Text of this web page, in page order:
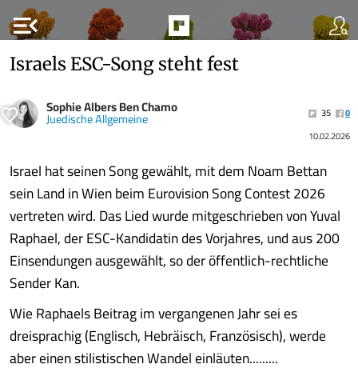
menu_open
Israels ESC-Song steht fest
Sophie Albers Ben Chamo
Juedische Allgemeine 35
0
10.02.2026
Israel hat seinen Song gewählt, mit dem Noam Bettan
sein Land in Wien beim Eurovision Song Contest 2026
vertreten wird. Das Lied wurde mitgeschrieben von Yuval
Raphael, der ESC-Kandidatin des Vorjahres, und aus 200
Einsendungen ausgewählt, so der öffentlich-rechtliche
Sender Kan.
Wie Raphaels Beitrag im vergangenen Jahr sei es
dreisprachig (Englisch, Hebräisch, Französisch), werde
aber einen stilistischen Wandel einläuten.........